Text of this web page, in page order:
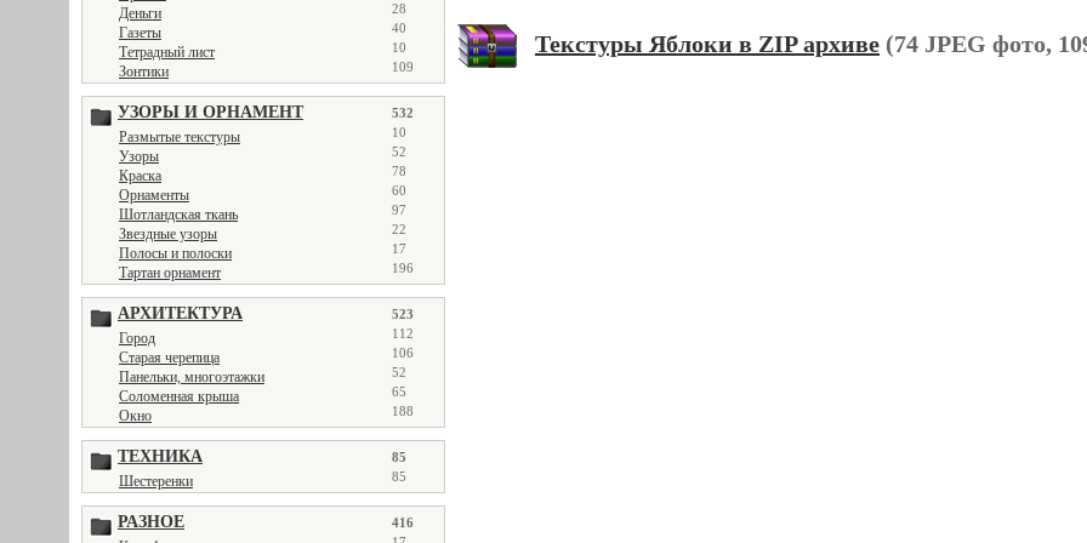
Деньги
28
Газеты 40
Тетрадный лист 10
Зонтики 109
УЗОРЫ И ОРНАМЕНТ 532
Размытые текстуры 10
Узоры 52
Краска 78
Орнаменты 60
Шотландская ткань 97
Звездные узоры 22
Полосы и полоски 17
Тартан орнамент 196
АРХИТЕКТУРА 523
Город 112
Старая черепица 106
Панельки, многоэтажки 52
Соломенная крыша 65
Окно 188
ТЕХНИКА 85
Шестеренки 85
РАЗНОЕ 416
Текстуры Яблоки в ZIP архиве (74 JPEG фото,